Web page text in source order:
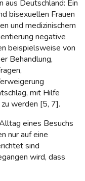
aus Deutschland: Ein
bisexuellen Frauen
und medizinischem
negative
beispielsweise von
Behandlung,
mit Hilfe
werden [5, 7].
eines Besuchs
nur auf eine
sind
wird, dass